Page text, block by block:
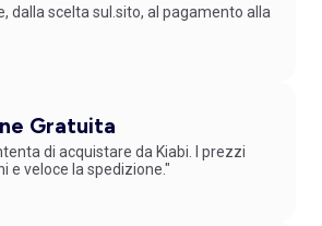
dalla scelta sul.sito, al pagamento alla
Gratuita
di acquistare da Kiabi. I prezzi
e veloce la spedizione."